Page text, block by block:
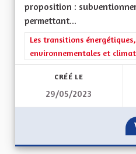
proposition :
permettant...
Filtrer les résultats de la
Les transitions
environnementales et
CRÉÉ LE
29/05/2023